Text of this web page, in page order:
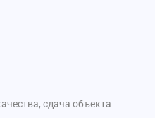
сдача объекта